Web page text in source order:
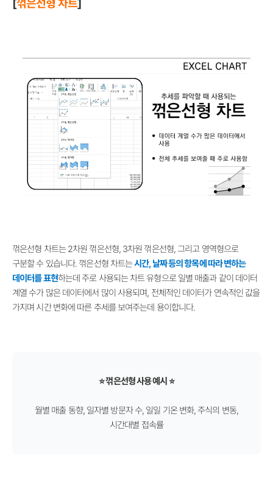
[꺾은선형 차트]
꺾은선형 차트는 2차원 꺾은선형, 3차원 꺾은선형, 그리고 영역형으로
구분할 수 있습니다. 꺾은선형 차트는시간, 날짜 등의 항목에 따라 변하는
데이터를 표현하는데 주로 사용되는 차트 유형으로 일별 매출과 같이 데이터
계열 수가 많은 데이터에서 많이 사용되며, 전체적인 데이터가 연속적인 값을
가지며 시간 변화에 따른 추세를 보여주는데 용이합니다.
⭐ 꺾은선형 사용 예시 ⭐
월별 매출 동향, 일자별 방문자 수, 일일 기온 변화, 주식의 변동,
시간대별 접속률